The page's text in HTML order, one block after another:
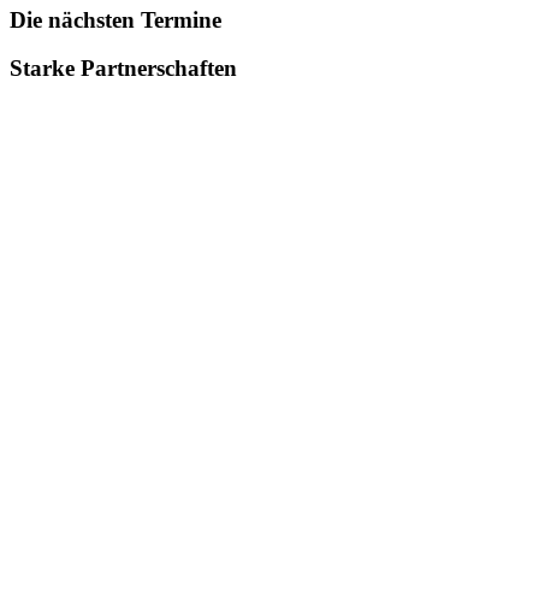
Die nächsten Termine
Starke Partnerschaften